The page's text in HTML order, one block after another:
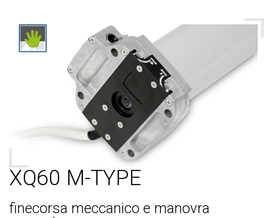
XQ60 M-TYPE
finecorsa meccanico e manovra